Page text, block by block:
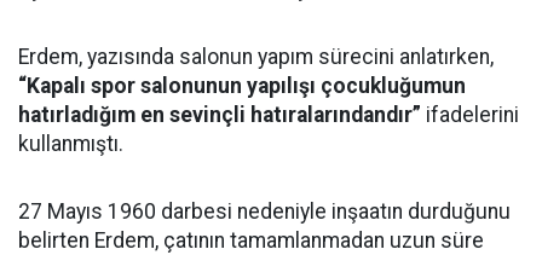
Erdem, yazısında salonun yapım sürecini anlatırken,
“Kapalı spor salonunun yapılışı çocukluğumun
hatırladığım en sevinçli hatıralarındandır” ifadelerini
kullanmıştı.
27 Mayıs 1960 darbesi nedeniyle inşaatın durduğunu
belirten Erdem, çatının tamamlanmadan uzun süre